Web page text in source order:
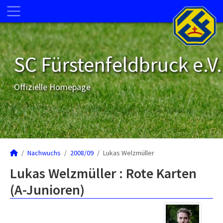
SC Fürstenfeldbruck e.V.
Offizielle Homepage
Nachwuchs 2008/09 Lukas Welzmüller
Lukas Welzmüller : Rote Karten
(A-Junioren)